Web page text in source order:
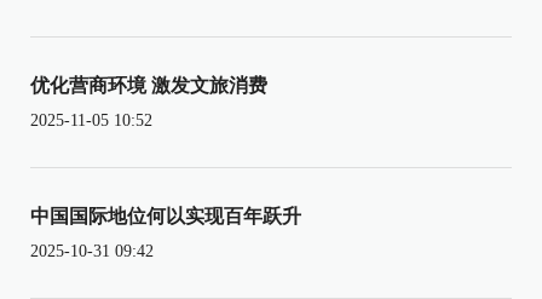
优化营商环境 激发文旅消费
2025-11-05 10:52
中国国际地位何以实现百年跃升
2025-10-31 09:42